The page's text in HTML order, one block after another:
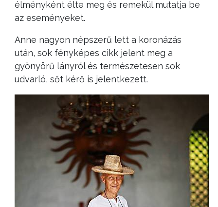
élményként élte meg és remekül mutatja be
az eseményeket.
Anne nagyon népszerű lett a koronázás
után, sok fényképes cikk jelent meg a
gyönyörű lányról és természetesen sok
udvarló, sőt kérő is jelentkezett.